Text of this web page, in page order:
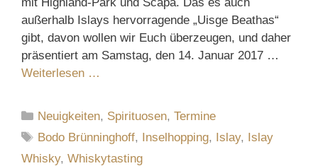
außerhalb Islays hervorragende „Uisge Beathas“
gibt, davon wollen wir Euch überzeugen, und daher
präsentiert am Samstag, den 14. Januar 2017 …
Weiterlesen …
Kategorien
Neuigkeiten, Spirituosen,Termine
Schlagwörter
Bodo Brünninghoff, Inselhopping, Islay, Islay
Whisky, Whiskytasting